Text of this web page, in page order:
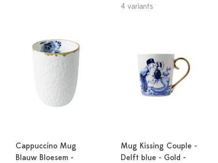
4 variants
Cappuccino Mug
Blauw Bloesem -
Mug Kissing Couple -
Delft blue - Gold -